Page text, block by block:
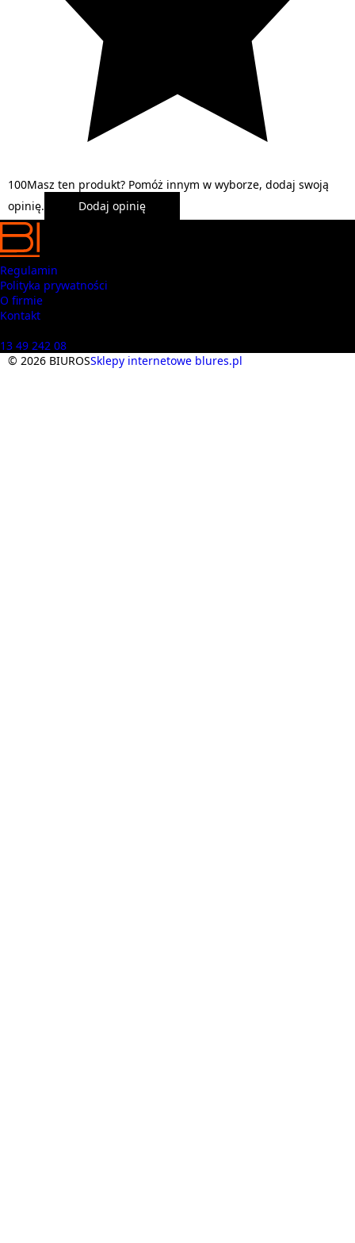
100Masz ten produkt? Pomóż innym w wyborze, dodaj swoją
opinię.
Dodaj opinię
Regulamin
Polityka prywatności
O firmie
Kontakt
13 49 242 08
© 2026 BIUROSSklepy internetowe blures.pl